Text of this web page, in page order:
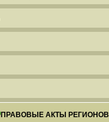
ПРАВОВЫЕ АКТЫ РЕГИОНОВ